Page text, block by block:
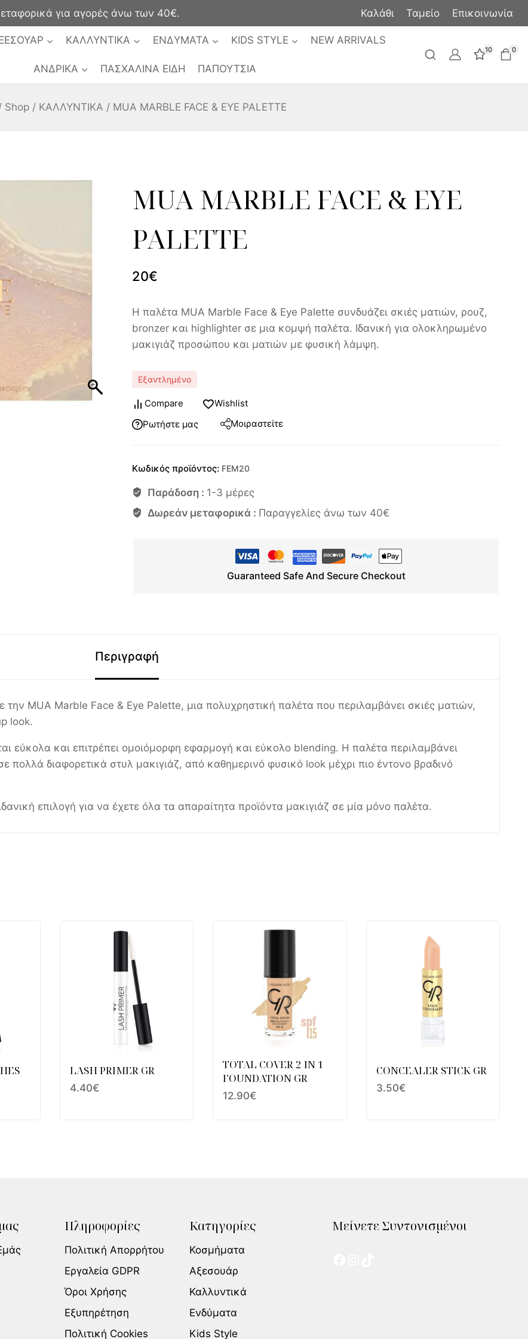
για αγορές άνω των 40€. Καλάθι Ταμείο Επικοινωνία
ΚΑΛΛΥΝΤΙΚΑ ΕΝΔΥΜΑΤΑ KIDS STYLE NEW ARRIVALS
ΑΝΔΡΙΚΑ ΠΑΣΧΑΛΙΝΑ ΕΙΔΗ ΠΑΠΟΥΤΣΙΑ
10 0
Shop / ΚΑΛΛΥΝΤΙΚΑ / MUA MARBLE FACE & EYE PALETTE
MUA MARBLE FACE & EYE
PALETTE
20€
Η παλέτα MUA Marble Face & Eye Palette συνδυάζει σκιές ματιών, ρουζ,
bronzer και highlighter σε μια κομψή παλέτα. Ιδανική για ολοκληρωμένο
μακιγιάζ προσώπου και ματιών με φυσική λάμψη.
Εξαντλημένο
Compare
Wishlist
Ρωτήστε μας
Μοιραστείτε
Κωδικός προϊόντος: FEM20
Παράδοση : 1-3 μέρες
Δωρεάν μεταφορικά : Παραγγελίες άνω των 40€
Guaranteed Safe And Secure Checkout
Περιγραφή
MUA Marble Face & Eye Palette, μια πολυχρηστική παλέτα που περιλαμβάνει σκιές ματιών,
look.
εύκολα και επιτρέπει ομοιόμορφη εφαρμογή και εύκολο blending. Η παλέτα περιλαμβάνει
πολλά διαφορετικά στυλ μακιγιάζ, από καθημερινό φυσικό look μέχρι πιο έντονο βραδινό
επιλογή για να έχετε όλα τα απαραίτητα προϊόντα μακιγιάζ σε μία μόνο παλέτα.
LASH PRIMER GR
4.40€
TOTAL COVER 2 IN 1
FOUNDATION GR
12.90€
CONCEALER STICK GR
3.50€
Πληροφορίες
Πολιτική Απορρήτου
Εργαλεία GDPR
Όροι Χρήσης
Εξυπηρέτηση
Πολιτική Cookies
Κατηγορίες
Κοσμήματα
Αξεσουάρ
Καλλυντικά
Ενδύματα
Kids Style
Μείνετε Συντονισμένοι